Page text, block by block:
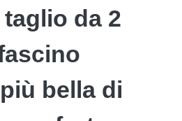
da 2
bella di